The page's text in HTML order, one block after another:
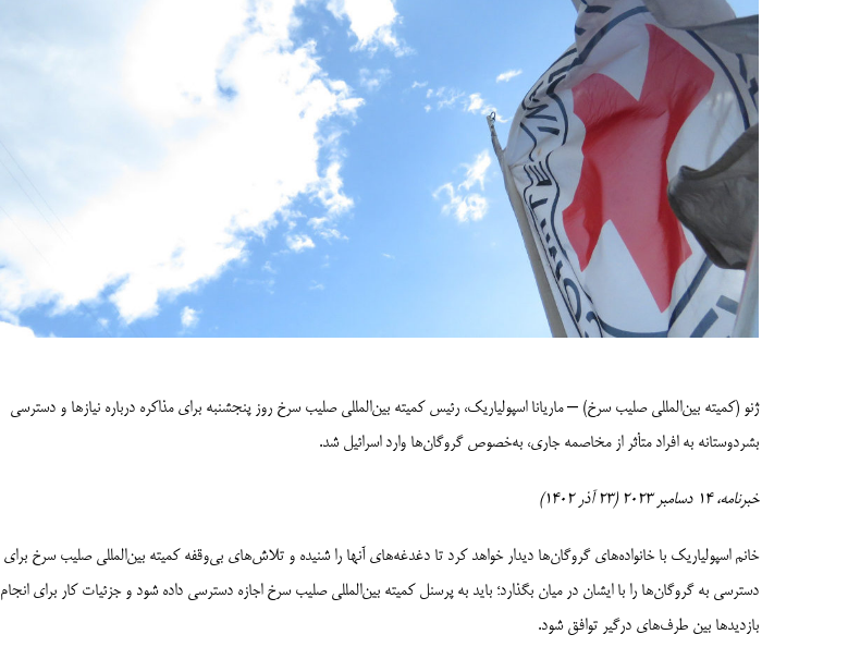
ژنو (کمیته بین­‌المللی صلیب سرخ) – ماریانا اسپولیاریک، رئیس کمیته بین­‌المللی صلیب سرخ روز پنجشنبه برای مذاکره درباره نیازها و دسترسی
بشردوستانه به افراد متأثر از مخاصمه جاری، به­‌خصوص گروگان­‌ها وارد اسرائیل شد.
خبرنامه، 14 دسامبر 2023 (23 آذر 1402)
خانم اسپولیاریک با خانواده­‌های گروگان‌­ها دیدار خواهد کرد تا دغدغه‌­های آنها را شنیده و تلاش‌­های بی‌­وقفه کمیته بین‌­المللی صلیب سرخ برای
دسترسی به گروگان­‌ها را با ایشان در میان بگذارد؛ باید به پرسنل کمیته بین‌­المللی صلیب سرخ اجازه دسترسی داده شود و جزئیات کار برای انجام
بازدیدها بین طرف­‌های درگیر توافق شود.